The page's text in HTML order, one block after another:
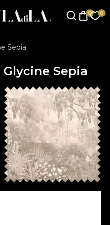
Sepia
Sepia